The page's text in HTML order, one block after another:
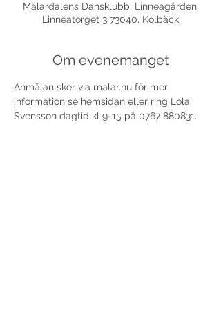
Mälardalens Dansklubb, Linneagården,
Linneatorget 3 73040, Kolbäck
Om evenemanget
Anmälan sker via malar.nu för mer
information se hemsidan eller ring Lola
Svensson dagtid kl 9-15 på 0767 880831.